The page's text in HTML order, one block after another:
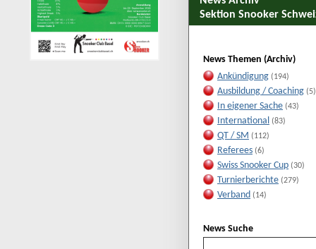
Sektion Snooker
News Themen (Archiv)
Ankündigung (194)
Ausbildung / Coaching (5)
In eigener Sache (43)
International (83)
QT / SM (112)
Referees (6)
Swiss Snooker Cup (30)
Turnierberichte (279)
Verband (14)
News Suche